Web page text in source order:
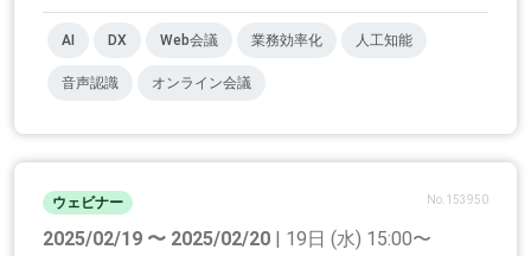
AI DX Web会議 業務効率化 人工知能
音声認識 オンライン会議
ウェビナー No.153950
2025/02/19 〜 2025/02/20 | 19日 (水) 15:00〜